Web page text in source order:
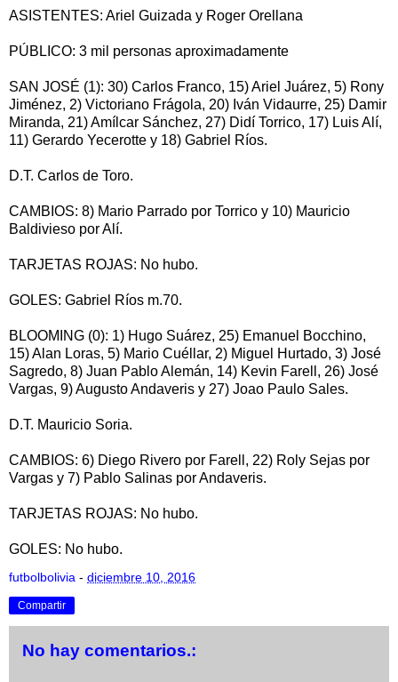
ASISTENTES: Ariel Guizada y Roger Orellana
PÚBLICO: 3 mil personas aproximadamente
SAN JOSÉ (1): 30) Carlos Franco, 15) Ariel Juárez, 5) Rony
Jiménez, 2) Victoriano Frágola, 20) Iván Vidaurre, 25) Damir
Miranda, 21) Amílcar Sánchez, 27) Didí Torrico, 17) Luis Alí,
11) Gerardo Yecerotte y 18) Gabriel Ríos.
D.T. Carlos de Toro.
CAMBIOS: 8) Mario Parrado por Torrico y 10) Mauricio
Baldivieso por Alí.
TARJETAS ROJAS: No hubo.
GOLES: Gabriel Ríos m.70.
BLOOMING (0): 1) Hugo Suárez, 25) Emanuel Bocchino,
15) Alan Loras, 5) Mario Cuéllar, 2) Miguel Hurtado, 3) José
Sagredo, 8) Juan Pablo Alemán, 14) Kevin Farell, 26) José
Vargas, 9) Augusto Andaveris y 27) Joao Paulo Sales.
D.T. Mauricio Soria.
CAMBIOS: 6) Diego Rivero por Farell, 22) Roly Sejas por
Vargas y 7) Pablo Salinas por Andaveris.
TARJETAS ROJAS: No hubo.
GOLES: No hubo.
futbolbolivia - diciembre 10, 2016
Compartir
No hay comentarios.: